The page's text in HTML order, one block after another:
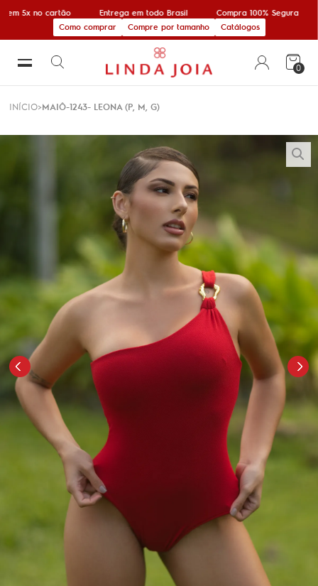
em 5x no cartão Entrega em todo Brasil
Compra 100% Segura
Como comprar
Compre por tamanho Catálogos
0
INÍCIO MAIÔ-1243- LEONA (P, M, G)